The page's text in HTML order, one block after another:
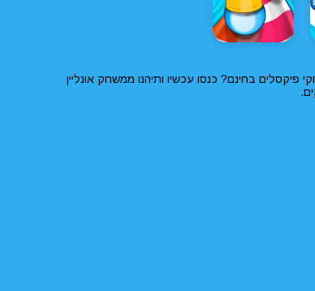
בחינם? כנסו עכשיו ותיהנו ממשחק אונליין